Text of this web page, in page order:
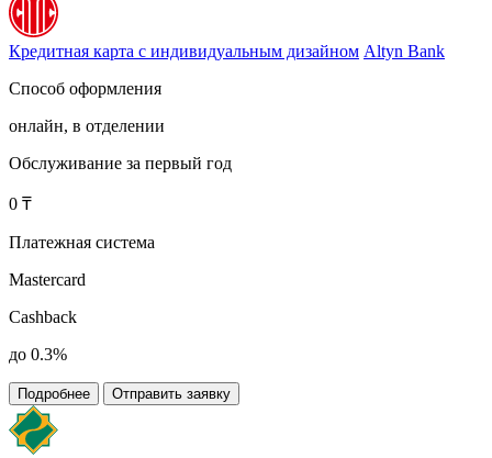
Кредитная карта с индивидуальным дизайном Altyn Bank
Способ оформления
онлайн, в отделении
Обслуживание за первый год
0 ₸
Платежная система
Mastercard
Cashback
до 0.3%
Подробнее Отправить заявку